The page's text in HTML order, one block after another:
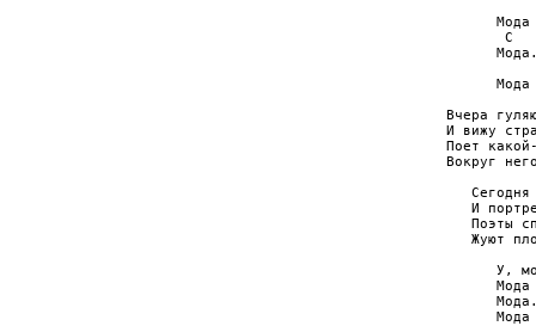
Мода
C
Мода
Вчера
И вижу
Поет
Вокруг
Сегодня
И
Поэты
Жуют
У,
Мода
Мода